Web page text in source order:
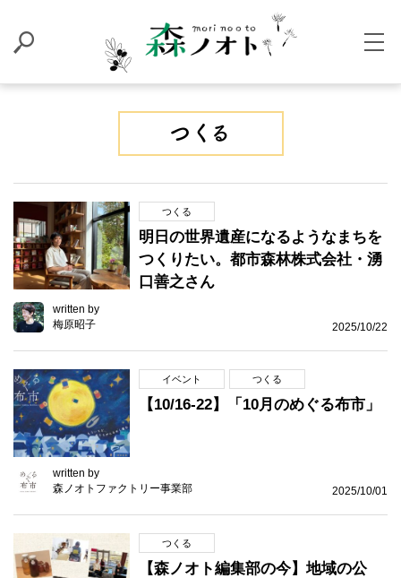
つくる
明日の世界遺産になるようなまちを
つくりたい。都市森林株式会社・湧
口善之さん
written by
梅原昭子
2025/10/22
イベント つくる
【10/16-22】「10月のめぐる布市」
written by
森ノオトファクトリー事業部
2025/10/01
つくる
【森ノオト編集部の今】地域の公